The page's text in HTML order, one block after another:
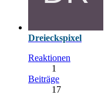
Dreieckspixel
Reaktionen
1
Beiträge
17